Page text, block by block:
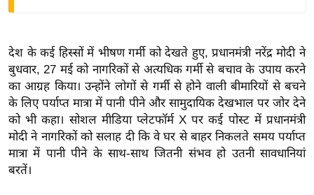
ष
ज्ञ
रा
य
ब
ज
ट
देश के कई हिस्सों में भीषण गर्मी को देखते हुए, प्रधानमंत्री नरेंद्र मोदी ने
बुधवार, 27 मई को नागरिकों से अत्यधिक गर्मी से बचाव के उपाय करने
का आग्रह किया। उन्होंने लोगों से गर्मी से होने वाली बीमारियों से बचने
के लिए पर्याप्त मात्रा में पानी पीने और सामुदायिक देखभाल पर जोर देने
को भी कहा। सोशल मीडिया प्लेटफॉर्म X पर कई पोस्ट में प्रधानमंत्री
मोदी ने नागरिकों को सलाह दी कि वे घर से बाहर निकलते समय पर्याप्त
मात्रा में पानी पीने के साथ-साथ जितनी संभव हो उतनी सावधानियां
बरतें।